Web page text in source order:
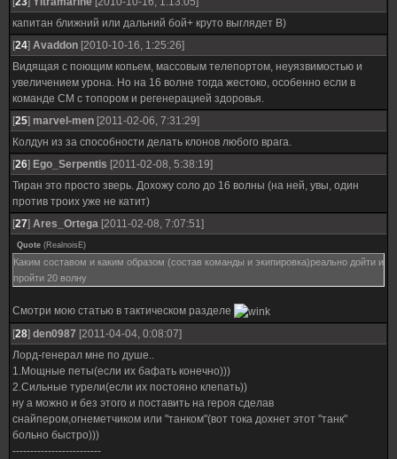
капитан ближний или дальний бой+ круто выглядет B)
[24] Avaddon [2010-10-16, 1:25:26]
Видящая с поющим копьем, массовым телепортом, неуязвимостью и
увеличением урона. Но на 16 волне тогда жестоко, особенно если в
команде СМ с топором и регенерацией здоровья.
[25] marvel-men [2011-02-06, 7:31:29]
Колдун из за способности делать клонов любого врага.
[26] Ego_Serpentis [2011-02-08, 5:38:19]
Тиран это просто зверь. Дохожу соло до 16 волны (на ней, увы, один
против троих уже не катит)
[27] Ares_Ortega [2011-02-08, 7:07:51]
Quote (RealnoisE)
Каким составом и каким образом (состав команды и экипировка)реально дойти и
пройти 20 волну
Смотри мою статью в тактическом разделе
[28] den0987 [2011-04-04, 0:08:07]
Лорд-генерал мне по душе..
1.Мощные петы(если их бафать конечно)))
2.Сильные турели(если их постояно клепать))
ну а можно и без этого и поставить на героя сделав
снайпером,огнеметчиком или "танком"(вот тока дохнет этот "танк"
больно быстро)))
-------------------------